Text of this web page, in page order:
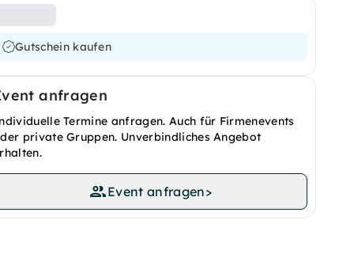
Gutschein kaufen
anfragen
Termine anfragen. Auch für Firmenevents
private Gruppen. Unverbindliches Angebot
Event anfragen>